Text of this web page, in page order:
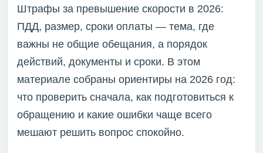
Штрафы за превышение скорости в 2026:
ПДД, размер, сроки оплаты — тема, где
важны не общие обещания, а порядок
действий, документы и сроки. В этом
материале собраны ориентиры на 2026 год:
что проверить сначала, как подготовиться к
обращению и какие ошибки чаще всего
мешают решить вопрос спокойно.